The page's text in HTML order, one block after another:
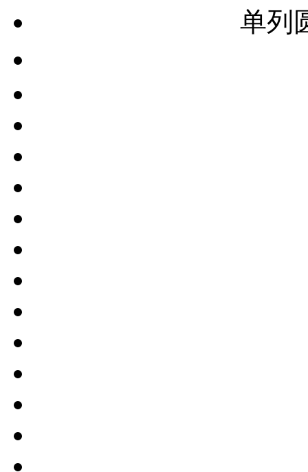
单列